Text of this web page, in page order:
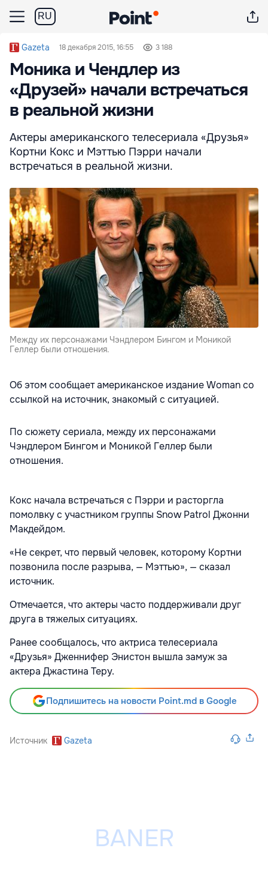
RU
Gazeta 18 декабря 2015, 16:55 3 188
Моника и Чендлер из
«Друзей» начали встречаться
в реальной жизни
Актеры американского телесериала «Друзья»
Кортни Кокс и Мэттью Пэрри начали
встречаться в реальной жизни.
Между их персонажами Чэндлером Бингом и Моникой
Геллер были отношения.
Об этом сообщает американское издание Woman со
ссылкой на источник, знакомый с ситуацией.
По сюжету сериала, между их персонажами
Чэндлером Бингом и Моникой Геллер были
отношения.
Кокс начала встречаться с Пэрри и расторгла
помолвку с участником группы Snow Patrol Джонни
Макдейдом.
«Не секрет, что первый человек, которому Кортни
позвонила после разрыва, — Мэттью», — сказал
источник.
Отмечается, что актеры часто поддерживали друг
друга в тяжелых ситуациях.
Ранее сообщалось, что актриса телесериала
«Друзья» Дженнифер Энистон вышла замуж за
актера Джастина Теру.
Подпишитесь на новости Point.md в Google
Источник Gazeta